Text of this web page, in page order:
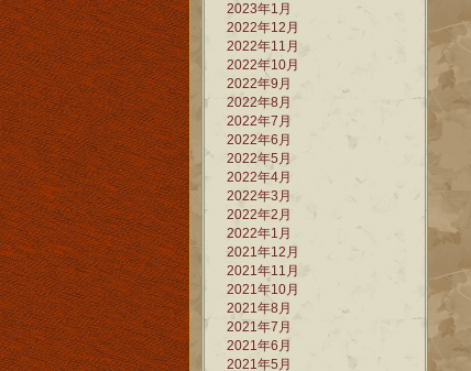
2023年1月
2022年12月
2022年11月
2022年10月
2022年9月
2022年8月
2022年7月
2022年6月
2022年5月
2022年4月
2022年3月
2022年2月
2022年1月
2021年12月
2021年11月
2021年10月
2021年8月
2021年7月
2021年6月
2021年5月